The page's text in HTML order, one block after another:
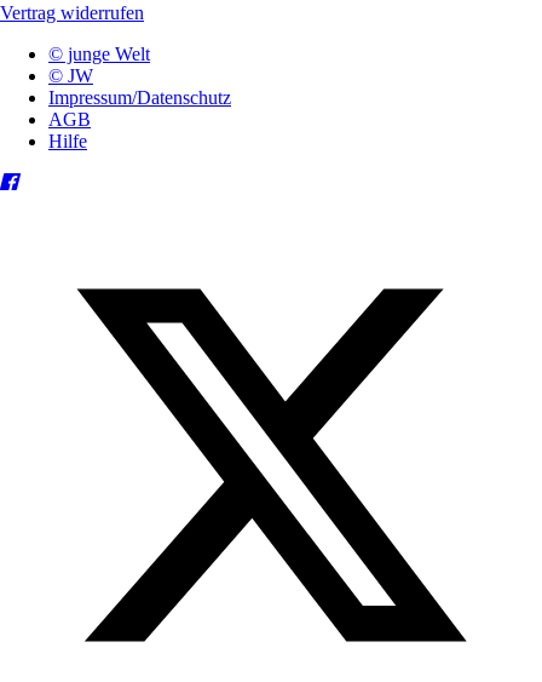
Vertrag widerrufen
© junge Welt
© JW
Impressum/Datenschutz
AGB
Hilfe